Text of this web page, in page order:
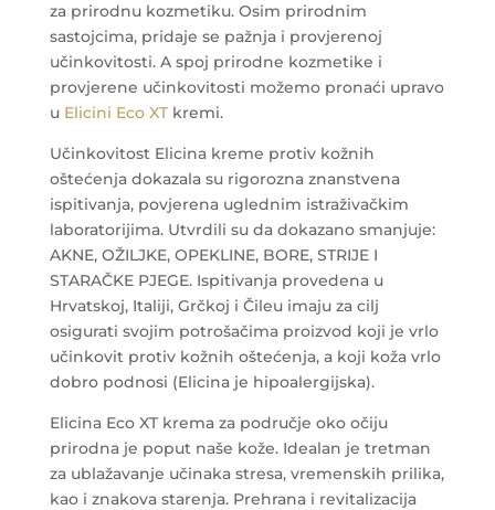
za prirodnu kozmetiku. Osim prirodnim
sastojcima, pridaje se pažnja i provjerenoj
učinkovitosti. A spoj prirodne kozmetike i
provjerene učinkovitosti možemo pronaći upravo
u Elicini Eco XTkremi.
Učinkovitost Elicina kreme protiv kožnih
oštećenja dokazala su rigorozna znanstvena
ispitivanja, povjerena uglednim istraživačkim
laboratorijima. Utvrdili su da dokazano smanjuje:
AKNE, OŽILJKE, OPEKLINE, BORE, STRIJE I
STARAČKE PJEGE. Ispitivanja provedena u
Hrvatskoj, Italiji, Grčkoj i Čileu imaju za cilj
osigurati svojim potrošačima proizvod koji je vrlo
učinkovit protiv kožnih oštećenja, a koji koža vrlo
dobro podnosi (Elicina je hipoalergijska).
Elicina Eco XT krema za područje oko očiju
prirodna je poput naše kože. Idealan je tretman
za ublažavanje učinaka stresa, vremenskih prilika,
kao i znakova starenja. Prehrana i revitalizacija